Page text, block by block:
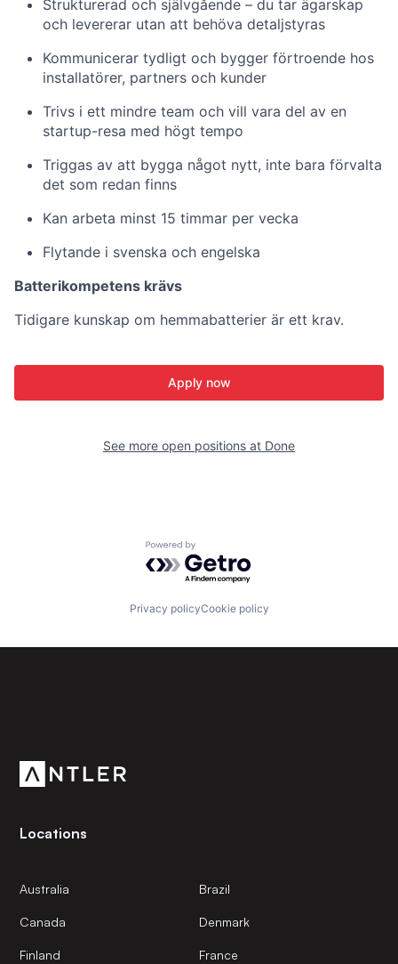
Strukturerad och självgående – du tar ägarskap
och levererar utan att behöva detaljstyras
Kommunicerar tydligt och bygger förtroende hos
installatörer, partners och kunder
Trivs i ett mindre team och vill vara del av en
startup-resa med högt tempo
Triggas av att bygga något nytt, inte bara förvalta
det som redan finns
Kan arbeta minst 15 timmar per vecka
Flytande i svenska och engelska
Batterikompetens krävs
Tidigare kunskap om hemmabatterier är ett krav.
Apply now
See more open positions at Done
Powered by Getro.com
Privacy policyCookie policy
Locations
Australia Brazil
Canada Denmark
Finland France